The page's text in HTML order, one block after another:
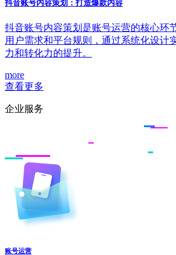
抖音账号内容策划：打造爆款内容
抖音账号内容策划是账号运营的核心环
用户需求和平台规则，通过系统化设计
力和转化力的提升。
more
查看更多
企业服务
账号运营